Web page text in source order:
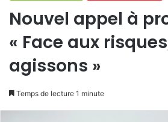
Nouvel appel à
« Face aux
agissons »
Temps de lecture 1 minute